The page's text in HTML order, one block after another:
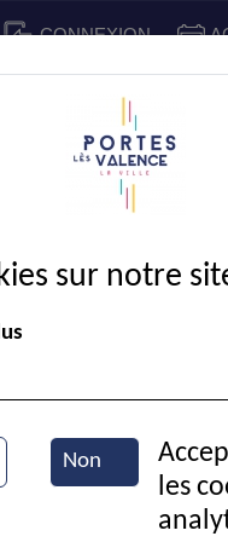
CONNEXION
CADRE DE VIE
Entrainement de
sur notre
Non
les